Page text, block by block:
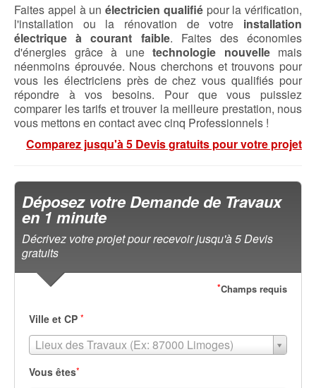
Faites appel à un électricien qualifiépour la vérification,
l'installation ou la rénovation de votre installation
électrique à courant faible. Faites des économies
d'énergies grâce à une technologie nouvellemais
néenmoins éprouvée. Nous cherchons et trouvons pour
vous les électriciens près de chez vous qualifiés pour
répondre à vos besoins. Pour que vous puissiez
comparer les tarifs et trouver la meilleure prestation, nous
vous mettons en contact avec cinq Professionnels !
Comparez jusqu'à 5 Devis gratuits pour votre projet
Déposez votre Demande de Travaux
en 1 minute
Décrivez votre projet pour recevoir jusqu'à 5 Devis
gratuits
*Champs requis
Ville et CP *
Lieux des Travaux (Ex: 87000 Limoges)
Vous êtes*